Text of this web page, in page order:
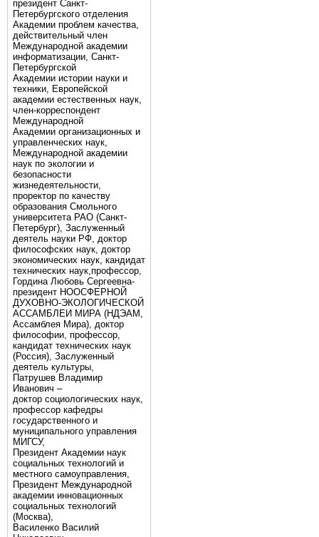
президент Санкт-
Петербургского отделения
Академии проблем качества,
действительный член
Международной академии
информатизации, Санкт-
Петербургской
Академии истории науки и
техники, Европейской
академии естественных наук,
член-корреспондент
Международной
Академии организационных и
управленческих наук,
Международной академии
наук по экологии и
безопасности
жизнедеятельности,
проректор по качеству
образования Смольного
университета РАО (Санкт-
Петербург), Заслуженный
деятель науки РФ, доктор
философских наук, доктор
экономических наук, кандидат
технических наук,профессор,
Гордина Любовь Сергеевна-
президент НООСФЕРНОЙ
ДУХОВНО-ЭКОЛОГИЧЕСКОЙ
АССАМБЛЕИ МИРА (НДЭАМ,
Ассамблея Мира), доктор
философии, профессор,
кандидат технических наук
(Россия), Заслуженный
деятель культуры,
Патрушев Владимир
Иванович –
доктор социологических наук,
профессор кафедры
государственного и
муниципального управления
МИГСУ,
Президент Академии наук
социальных технологий и
местного самоуправления,
Президент Международной
академии инновационных
социальных технологий
(Москва),
Василенко Василий